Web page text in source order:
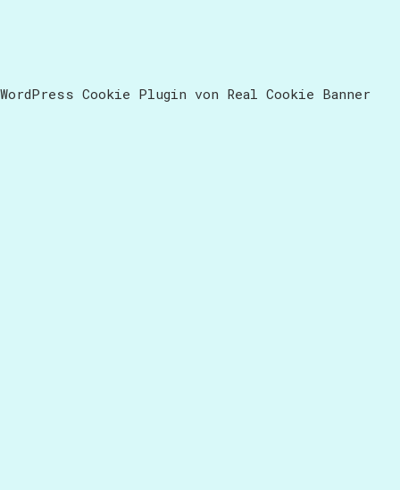
WordPress Cookie Plugin von Real Cookie Banner